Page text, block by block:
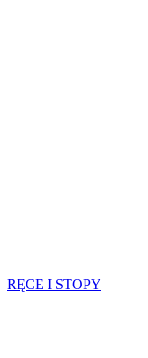
RĘCE I STOPY